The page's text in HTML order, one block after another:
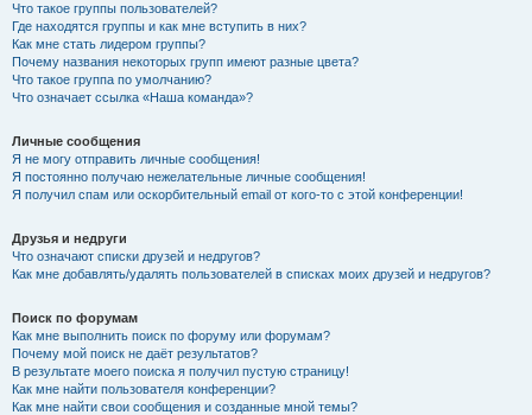
Что такое группы пользователей?
Где находятся группы и как мне вступить в них?
Как мне стать лидером группы?
Почему названия некоторых групп имеют разные цвета?
Что такое группа по умолчанию?
Что означает ссылка «Наша команда»?
Личные сообщения
Я не могу отправить личные сообщения!
Я постоянно получаю нежелательные личные сообщения!
Я получил спам или оскорбительный email от кого-то с этой конференции!
Друзья и недруги
Что означают списки друзей и недругов?
Как мне добавлять/удалять пользователей в списках моих друзей и недругов?
Поиск по форумам
Как мне выполнить поиск по форуму или форумам?
Почему мой поиск не даёт результатов?
В результате моего поиска я получил пустую страницу!
Как мне найти пользователя конференции?
Как мне найти свои сообщения и созданные мной темы?